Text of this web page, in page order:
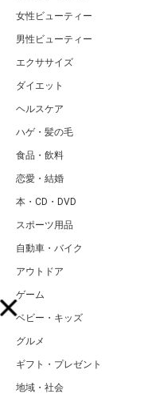
女性ビューティー
男性ビューティー
エクササイズ
ダイエット
ヘルスケア
ハゲ・髪の毛
食品・飲料
恋愛・結婚
本・CD・DVD
スポーツ用品
自動車・バイク
アウトドア
ゲーム
ベビー・キッズ
グルメ
ギフト・プレゼント
地域・社会